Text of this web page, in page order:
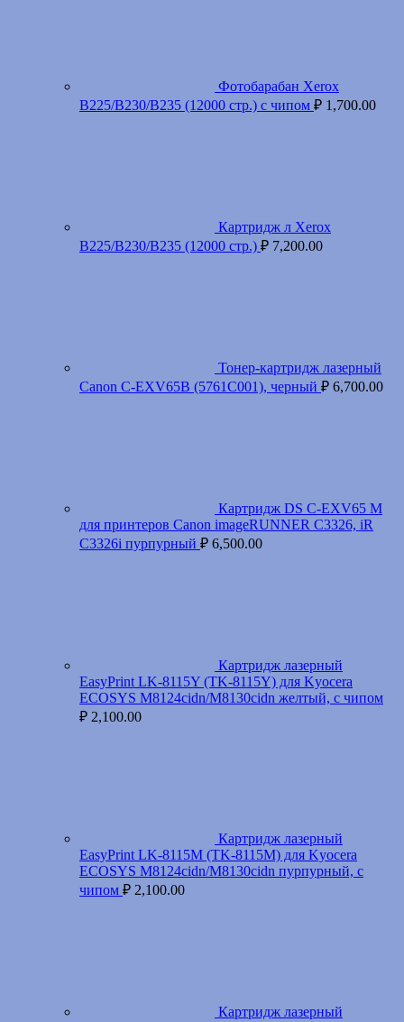
Фотобарабан Xerox
B225/B230/B235 (12000 стр.) с чипом ₽ 1,700.00
Картридж л Xerox
B225/B230/B235 (12000 стр.) ₽ 7,200.00
Тонер-картридж лазерный
Canon C-EXV65B (5761C001), черный ₽ 6,700.00
Картридж DS C-EXV65 M
для принтеров Canon imageRUNNER C3326, iR
C3326i пурпурный ₽ 6,500.00
Картридж лазерный
EasyPrint LK-8115Y (TK-8115Y) для Kyocera
ECOSYS M8124cidn/M8130cidn желтый, с чипом
₽ 2,100.00
Картридж лазерный
EasyPrint LK-8115M (TK-8115M) для Kyocera
ECOSYS M8124cidn/M8130cidn пурпурный, с
чипом ₽ 2,100.00
Картридж лазерный